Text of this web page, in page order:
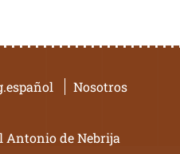
Nosotros
Antonio de Nebrija